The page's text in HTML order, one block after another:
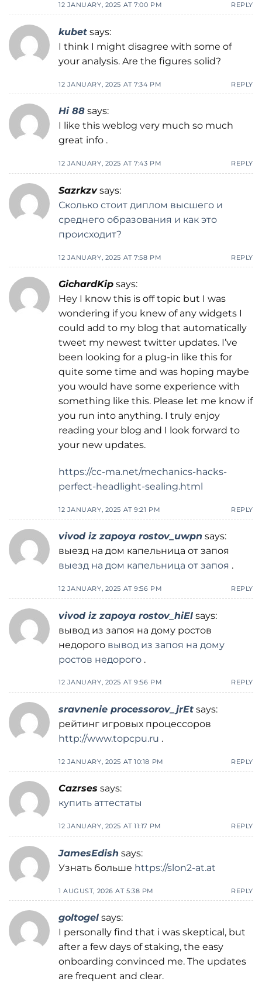
12 JANUARY, 2025 AT 7:00 PM REPLY
kubet says:
I think I might disagree with some of
your analysis. Are the figures solid?
12 JANUARY, 2025 AT 7:34 PM REPLY
Hi 88 says:
I like this weblog very much so much
great info .
12 JANUARY, 2025 AT 7:43 PM REPLY
Sazrkzv says:
Сколько стоит диплом высшего и
среднего образования и как это
происходит?
12 JANUARY, 2025 AT 7:58 PM REPLY
GichardKip says:
Hey I know this is off topic but I was
wondering if you knew of any widgets I
could add to my blog that automatically
tweet my newest twitter updates. I’ve
been looking for a plug-in like this for
quite some time and was hoping maybe
you would have some experience with
something like this. Please let me know if
you run into anything. I truly enjoy
reading your blog and I look forward to
your new updates.
https://cc-ma.net/mechanics-hacks-
perfect-headlight-sealing.html
12 JANUARY, 2025 AT 9:21 PM REPLY
vivod iz zapoya rostov_uwpn says:
выезд на дом капельница от запоя
выезд на дом капельница от запоя .
12 JANUARY, 2025 AT 9:56 PM REPLY
vivod iz zapoya rostov_hiEl says:
вывод из запоя на дому ростов
недорого вывод из запоя на дому
ростов недорого .
12 JANUARY, 2025 AT 9:56 PM REPLY
sravnenie processorov_jrEt says:
рейтинг игровых процессоров
http://www.topcpu.ru .
12 JANUARY, 2025 AT 10:18 PM REPLY
Cazrses says:
купить аттестаты
12 JANUARY, 2025 AT 11:17 PM REPLY
JamesEdish says:
Узнать больше https://slon2-at.at
1 AUGUST, 2026 AT 5:38 PM REPLY
goltogel says:
I personally find that i was skeptical, but
after a few days of staking, the easy
onboarding convinced me. The updates
are frequent and clear.